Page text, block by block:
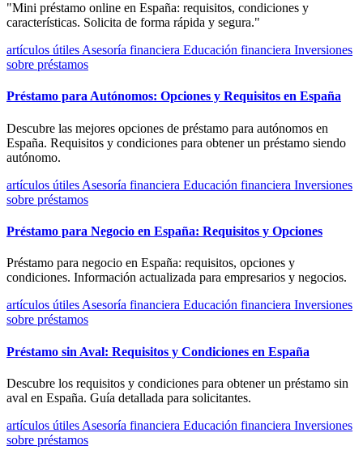
"Mini préstamo online en España: requisitos, condiciones y
características. Solicita de forma rápida y segura."
artículos útiles Asesoría financiera Educación financiera Inversiones
sobre préstamos
Préstamo para Autónomos: Opciones y Requisitos en España
Descubre las mejores opciones de préstamo para autónomos en
España. Requisitos y condiciones para obtener un préstamo siendo
autónomo.
artículos útiles Asesoría financiera Educación financiera Inversiones
sobre préstamos
Préstamo para Negocio en España: Requisitos y Opciones
Préstamo para negocio en España: requisitos, opciones y
condiciones. Información actualizada para empresarios y negocios.
artículos útiles Asesoría financiera Educación financiera Inversiones
sobre préstamos
Préstamo sin Aval: Requisitos y Condiciones en España
Descubre los requisitos y condiciones para obtener un préstamo sin
aval en España. Guía detallada para solicitantes.
artículos útiles Asesoría financiera Educación financiera Inversiones
sobre préstamos